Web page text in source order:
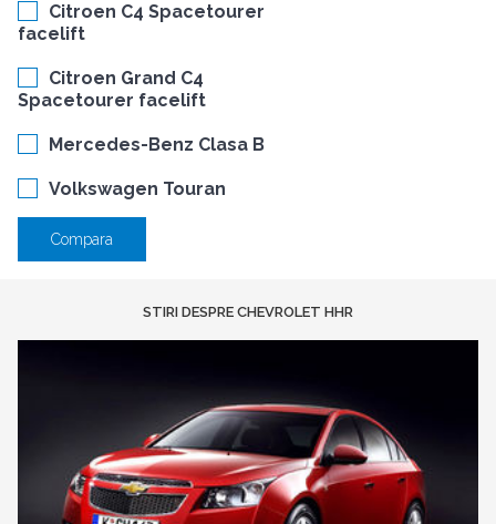
Citroen C4 Spacetourer
facelift
Citroen Grand C4
Spacetourer facelift
Mercedes-Benz Clasa B
Volkswagen Touran
Compara
STIRI DESPRE CHEVROLET HHR